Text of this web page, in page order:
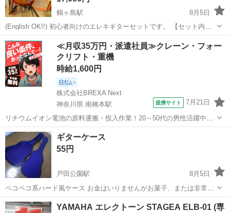
鶴ヶ島駅
8月5日
(English OK!!) 初心者向けのエレキギターセットです。 【セット内
容】 ・Photogenic エレキギター ・Orange Crush 12L ギターアンプ ・
ギターストラップ ・シールドケ...
埼玉 鶴ヶ島市 鶴ヶ島駅 弦楽器、ギター
≪月収35万円・派遣社員≫クレーン・フォー
クリフト・重機
時給1,600円
日払い
株式会社BREXA Next
神奈川県 南橋本駅
提携サイト 7月21日
リチウムイオン電池の原料運搬・投入作業！20～50代の男性活躍中★
ワンルーム寮完備！赴任旅費会社負担！年間休日130日★フォークリフ
ト免許お持ちの方、活躍中！就業先食堂利用可★《神奈川県相模原
市》 人気の工場のお仕事 ◇電...
神奈川 相模原市
ギターケース
55円
戸田公園駅
8月5日
ペコペコ系ハード風ケース お金はいりませんがお菓子、または非常食
をください。 カルビーか、湖池屋のポテチ うすしおorのりしお。 も
しくは 森永かミスターイトウの チョコチップクッキー、 日清カップ
埼玉 戸田市 弦楽器、ギター
YAMAHA エレクトーン STAGEA ELB-01 (専